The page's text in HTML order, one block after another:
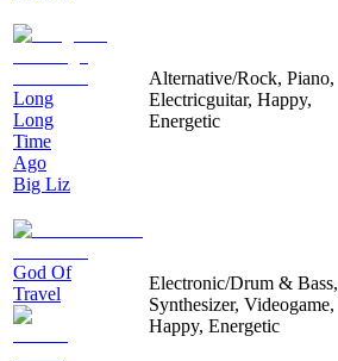
Long
Long
Time
Ago
Big Liz
Alternative/Rock, Piano,
Electricguitar, Happy,
Energetic
God Of
Travel
Electronic/Drum & Bass,
Synthesizer, Videogame,
Happy, Energetic